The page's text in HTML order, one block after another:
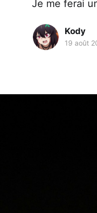
Je me ferai
Kody
19 août